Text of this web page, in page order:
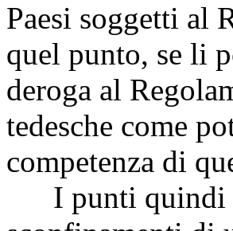
Paesi soggetti al
quel punto, se li
deroga al
tedesche come
competenza di
I punti quindi